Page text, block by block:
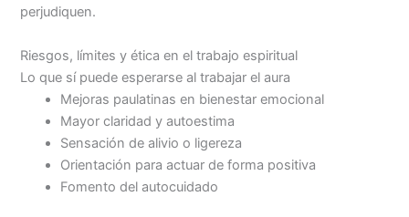
perjudiquen.
Riesgos, límites y ética en el trabajo espiritual
Lo que sí puede esperarse al trabajar el aura
Mejoras paulatinas en bienestar emocional
Mayor claridad y autoestima
Sensación de alivio o ligereza
Orientación para actuar de forma positiva
Fomento del autocuidado